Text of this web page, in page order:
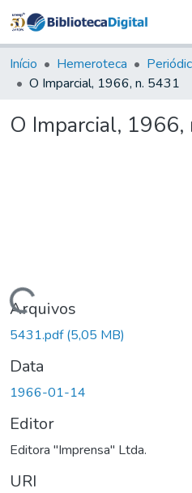
&
Tudo
Início Hemeroteca
O Imparcial, 1966, n. 5431
O Imparcial,
Carregando...
Arquivos
5431.pdf(5,05 MB)
Data
1966-01-14
Editor
Editora "Imprensa" Ltda.
URI